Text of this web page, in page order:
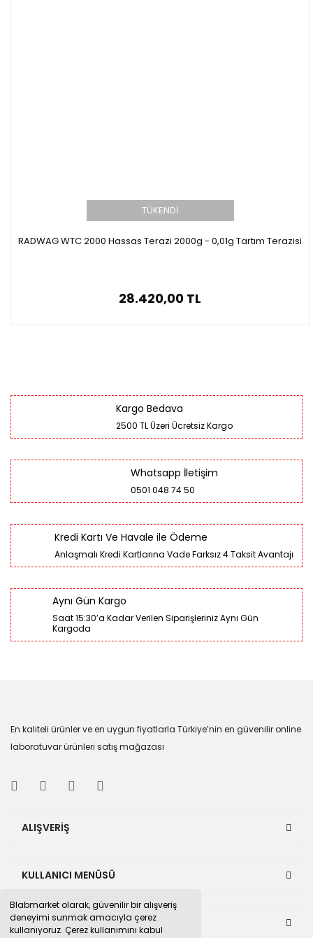
Blabmarket olarak, güvenilir bir alışveriş
deneyimi sunmak amacıyla çerez
kullanıyoruz. Çerez kullanımını kabul
TÜKENDİ
RADWAG WTC 2000 Hassas Terazi 2000g - 0,01g Tartım Terazisi
28.420,00 TL
Kargo Bedava
2500 TL Üzeri Ücretsiz Kargo
Whatsapp İletişim
0501 048 74 50
Kredi Kartı Ve Havale ile Ödeme
Anlaşmalı Kredi Kartlarına Vade Farksız 4 Taksit Avantajı
Aynı Gün Kargo
Saat 15:30’a Kadar Verilen Siparişleriniz Aynı Gün
Kargoda
En kaliteli ürünler ve en uygun fiyatlarla Türkiye’nin en güvenilir online
laboratuvar ürünleri satış mağazası
ALIŞVERİŞ
KULLANICI MENÜSÜ
BULUNDUĞUMUZ PAZAR YERLERİ